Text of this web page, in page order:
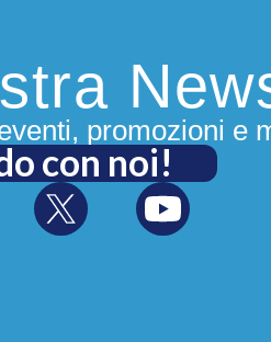
promozioni e
con noi!